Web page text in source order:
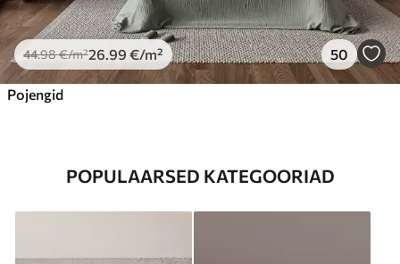
44.98€/m²26 .99 €/m² 50
Pojengid
POPULAARSED KATEGOORIAD